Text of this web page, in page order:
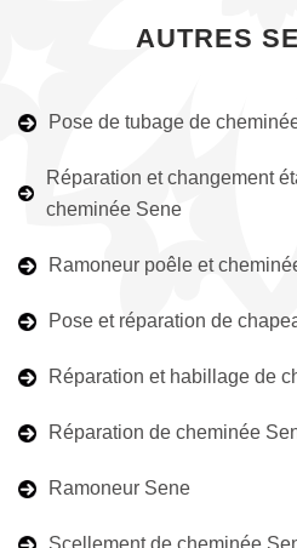
AUTRES
Pose de tubage de
Réparation et changement
cheminée Sene
Ramoneur poêle et
Pose et réparation de
Réparation et habillage de
Réparation de cheminée
Ramoneur Sene
Scellement de cheminée